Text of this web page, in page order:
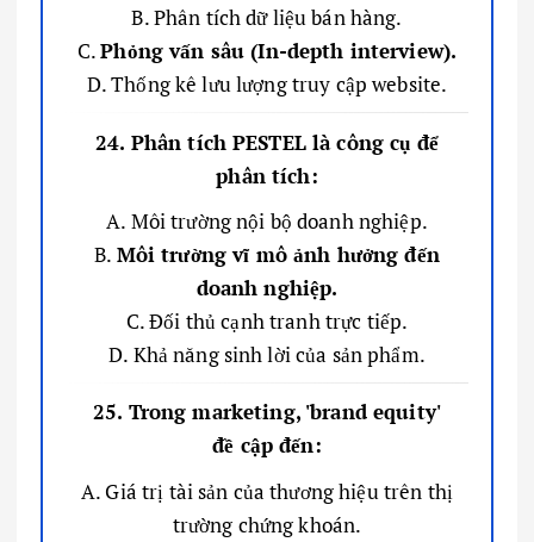
B. Phân tích dữ liệu bán hàng.
C.Phỏng vấn sâu (In-depth interview).
D. Thống kê lưu lượng truy cập website.
24. Phân tích PESTEL là công cụ để
phân tích:
A. Môi trường nội bộ doanh nghiệp.
B. Môi trường vĩ mô ảnh hưởng đến
doanh nghiệp.
C. Đối thủ cạnh tranh trực tiếp.
D. Khả năng sinh lời của sản phẩm.
25. Trong marketing, 'brand equity'
đề cập đến:
A. Giá trị tài sản của thương hiệu trên thị
trường chứng khoán.